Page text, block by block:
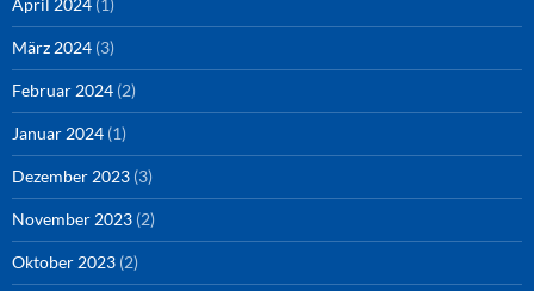
April 2024 (1)
März 2024 (3)
Februar 2024 (2)
Januar 2024 (1)
Dezember 2023 (3)
November 2023 (2)
Oktober 2023 (2)